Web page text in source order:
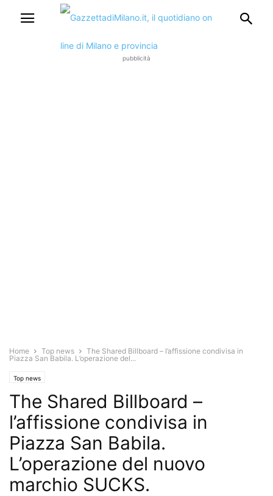
pubblicità
Home Top news
The Shared Billboard – l’affissione condivisa in
Piazza San Babila. L’operazione del...
Top news
The Shared Billboard –
l’affissione condivisa in
Piazza San Babila.
L’operazione del nuovo
marchio SUCKS.